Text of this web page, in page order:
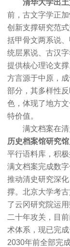
清华大学出
前，古文字学正
创新支撑研究范
括甲骨文两系说
统层累说、古汉
提供核心理论支
方言源于中原，
部分，其多样性
色，体现了地方
特价值。
满文档案在
历史档案馆研究
平行语料库，积
满文档案完成数
推动清史研究深
撑。北京大学考
了云冈研究院运
二十年攻关，目
术体系，现已完
2030年前全部完成